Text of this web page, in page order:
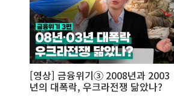
[영상] 금융위기③ 2008년과 2003
년의 대폭락, 우크라전쟁 닮았나?